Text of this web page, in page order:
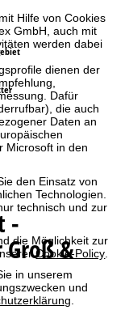
Hilfe von Cookies
GmbH, auch mit
werden dabei
dienen der
Dafür
die auch
Daten an
Microsoft in den
den Einsatz von
Technologien.
technisch und zur
die Möglichkeit zur
Cookie-Policy
in unserem
und
-
&